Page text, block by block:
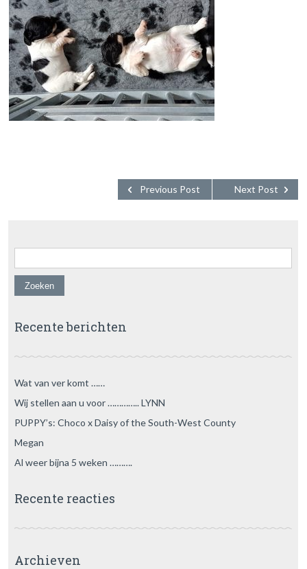
Next Post
Previous Post
Zoeken naar:
Recente berichten
Wat van ver komt ……
Wij stellen aan u voor ………….. LYNN
PUPPY’s: Choco x Daisy of the South-West County
Megan
Al weer bijna 5 weken ……….
Recente reacties
Archieven